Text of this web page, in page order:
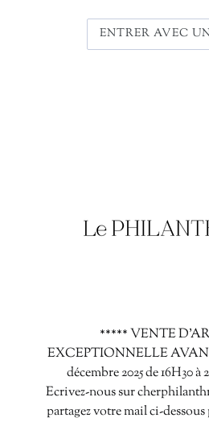
ENTRER AVEC
***** VENTE
EXCEPTIONNELLE
décembre 2025 de 16H30 à
Ecrivez-nous sur
partagez votre mail ci-